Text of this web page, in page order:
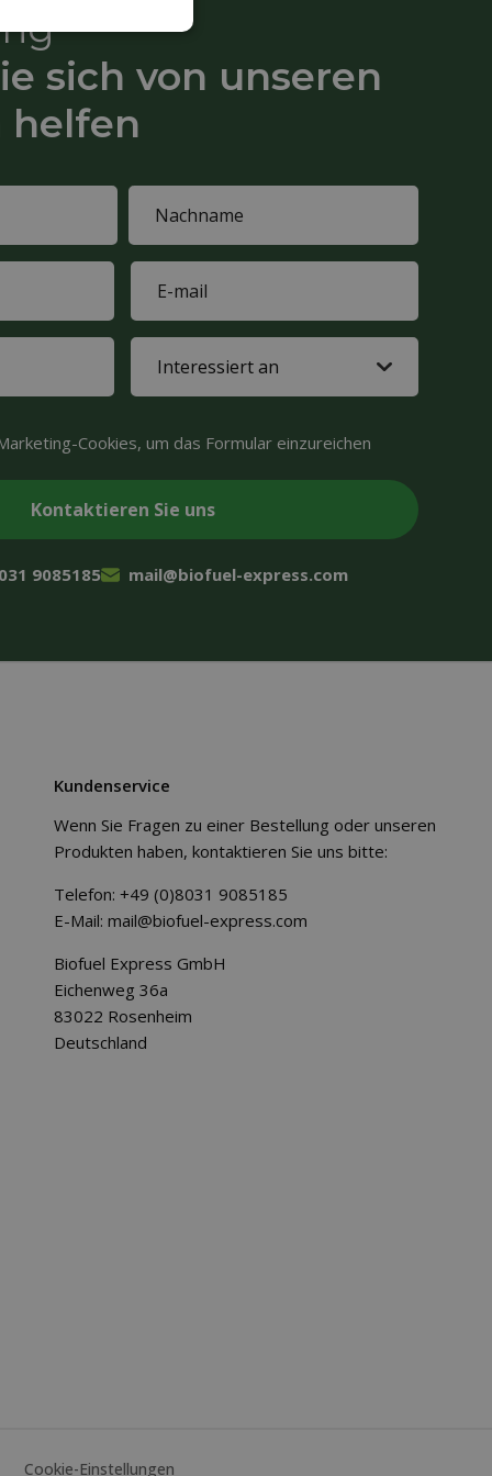
sich von unseren
helfen
Last
name
mail
(erforderlich)
(erforderlich)
Cookies, um das Formular einzureichen
9085185 mail@biofuel-express.com
Kundenservice
Wenn Sie Fragen zu einer Bestellung oder unseren
Produkten haben, kontaktieren Sie uns bitte:
Telefon: +49 (0)8031 9085185
E-Mail: mail@biofuel-express.com
Biofuel Express GmbH
Eichenweg 36a
83022 Rosenheim
Deutschland
Cookie-Einstellungen